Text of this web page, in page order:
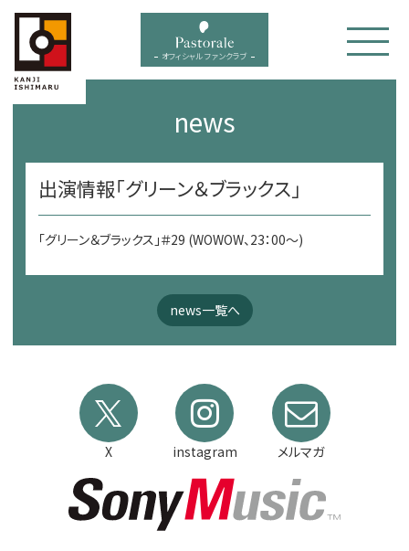
menu オフィシャル ファンクラブ
news
出演情報「グリーン＆ブラックス」
「グリーン＆ブラックス」＃29 (WOWOW、23：00～)
news一覧へ
X instagram メルマガ